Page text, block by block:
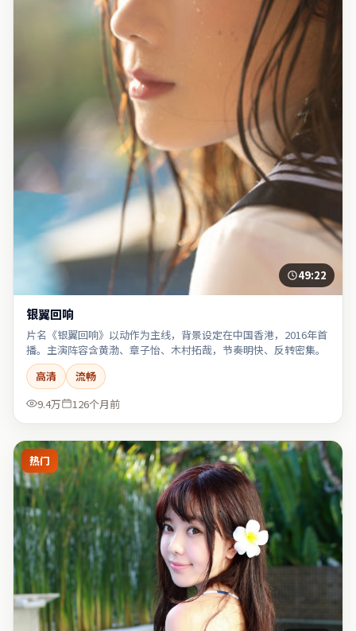
49:22
银翼回响
片名《银翼回响》以动作为主线，背景设定在中国香港，2016年首
播。主演阵容含黄渤、章子怡、木村拓哉，节奏明快、反转密集。
高清
流畅
9.4万
126个月前
热门